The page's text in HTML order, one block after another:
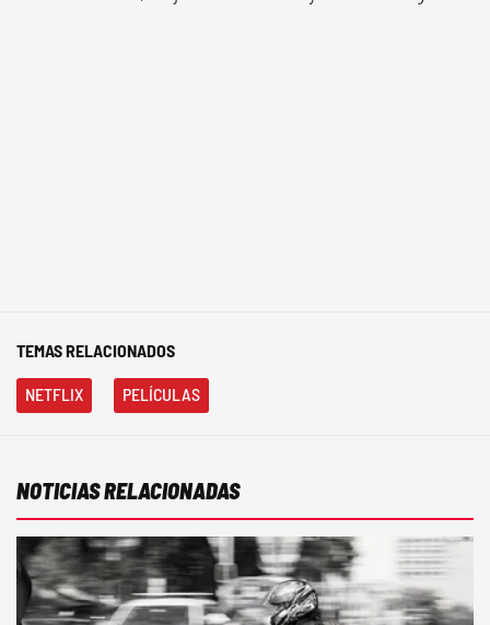
TEMAS RELACIONADOS
NETFLIX PELÍCULAS
NOTICIAS RELACIONADAS